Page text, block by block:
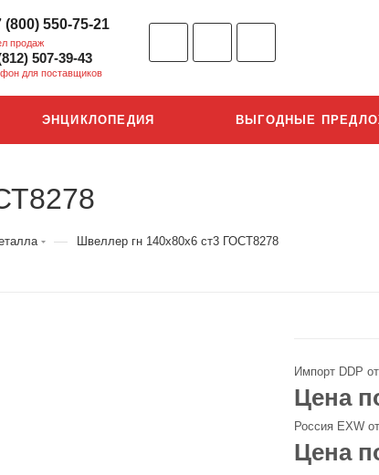
(800) 550-75-21
продаж
507-39-43
для поставщиков
ЭНЦИКЛОПЕДИЯ ВЫГОДНЫЕ
— Швеллер гн 140х80х6 ст3 ГОСТ8278
Импорт DDP
Цена
Россия EXW
Цена